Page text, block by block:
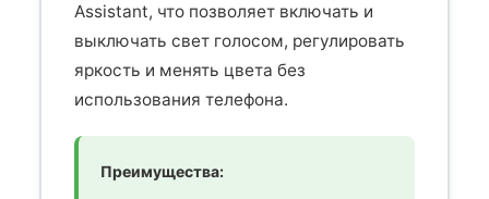
Assistant, что позволяет включать и
выключать свет голосом, регулировать
яркость и менять цвета без
использования телефона.
Преимущества: